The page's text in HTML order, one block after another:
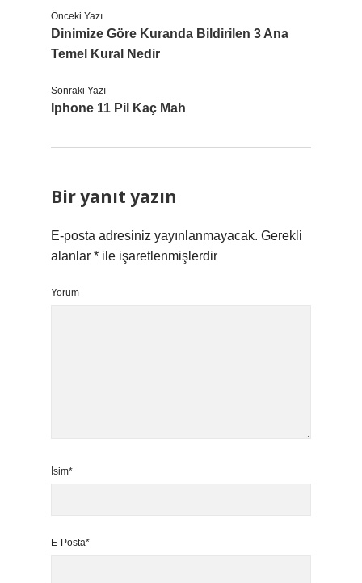
Önceki Yazı
Dinimize Göre Kuranda Bildirilen 3 Ana
Temel Kural Nedir
Sonraki Yazı
Iphone 11 Pil Kaç Mah
Bir yanıt yazın
E-posta adresiniz yayınlanmayacak. Gerekli
alanlar * ile işaretlenmişlerdir
Yorum
İsim*
E-Posta*